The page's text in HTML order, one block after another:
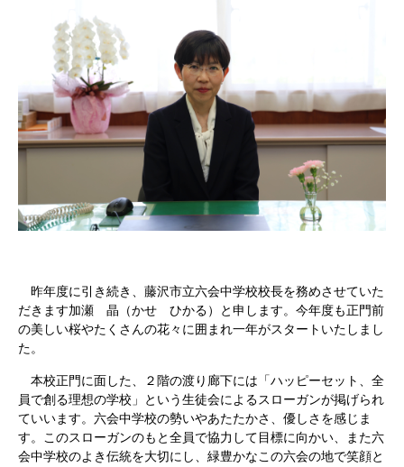
昨年度に引き続き、藤沢市立六会中学校校長を務めさせていた
だきます加瀬 晶（かせ ひかる）と申します。今年度も正門前
の美しい桜やたくさんの花々に囲まれ一年がスタートいたしまし
た。
本校正門に面した、２階の渡り廊下には「ハッピーセット、全
員で創る理想の学校」という生徒会によるスローガンが掲げられ
ていいます。六会中学校の勢いやあたたかさ、優しさを感じま
す。このスローガンのもと全員で協力して目標に向かい、また六
会中学校のよき伝統を大切にし、緑豊かなこの六会の地で笑顔と